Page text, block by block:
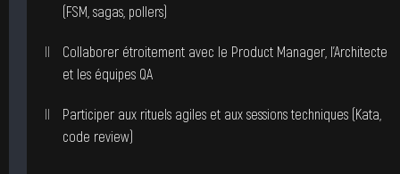
(FSM, sagas, pollers)
Collaborer étroitement avec le Product Manager, l’Architecte
et les équipes QA
Participer aux rituels agiles et aux sessions techniques (Kata,
code review)